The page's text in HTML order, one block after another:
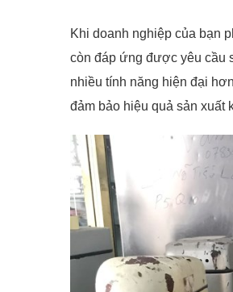
Khi doanh nghiệp của bạn
còn đáp ứng được yêu cầu
nhiều tính năng hiện đại
đảm bảo hiệu quả sản xuất